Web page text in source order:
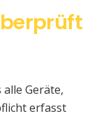
Geräte,
erfasst